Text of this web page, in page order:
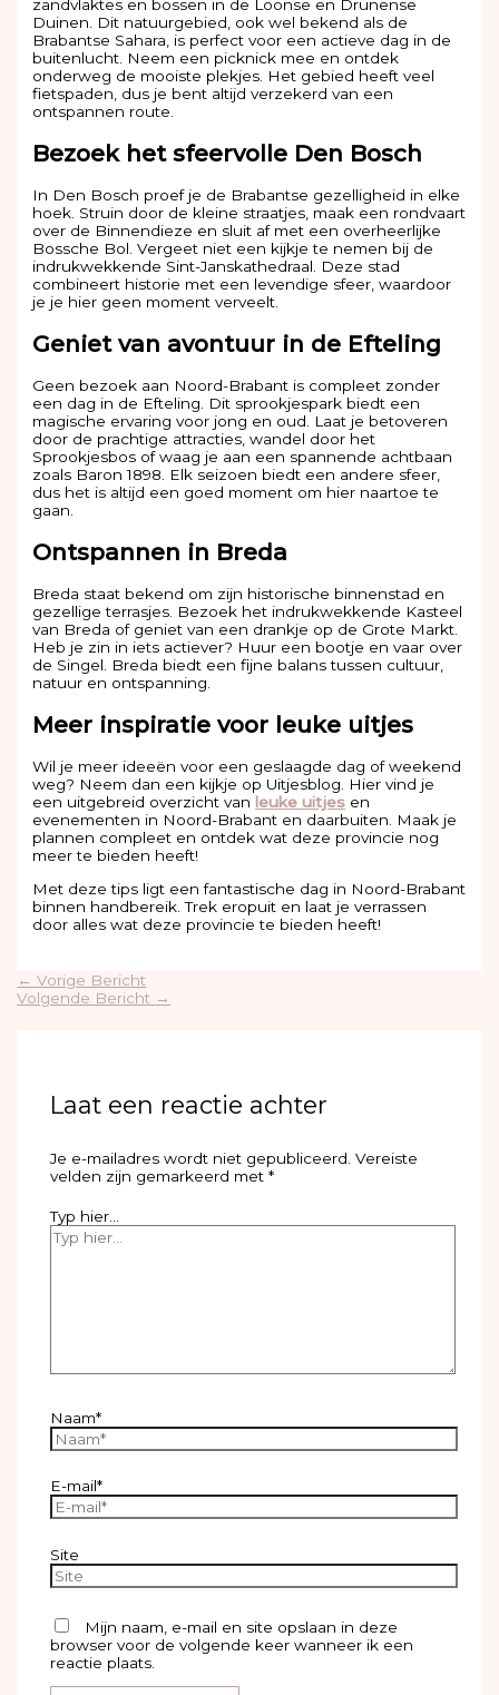
zandvlaktes en bossen in de Loonse en Drunense
Duinen. Dit natuurgebied, ook wel bekend als de
Brabantse Sahara, is perfect voor een actieve dag in de
buitenlucht. Neem een picknick mee en ontdek
onderweg de mooiste plekjes. Het gebied heeft veel
fietspaden, dus je bent altijd verzekerd van een
ontspannen route.
Bezoek het sfeervolle Den Bosch
In Den Bosch proef je de Brabantse gezelligheid in elke
hoek. Struin door de kleine straatjes, maak een rondvaart
over de Binnendieze en sluit af met een overheerlijke
Bossche Bol. Vergeet niet een kijkje te nemen bij de
indrukwekkende Sint-Janskathedraal. Deze stad
combineert historie met een levendige sfeer, waardoor
je je hier geen moment verveelt.
Geniet van avontuur in de Efteling
Geen bezoek aan Noord-Brabant is compleet zonder
een dag in de Efteling. Dit sprookjespark biedt een
magische ervaring voor jong en oud. Laat je betoveren
door de prachtige attracties, wandel door het
Sprookjesbos of waag je aan een spannende achtbaan
zoals Baron 1898. Elk seizoen biedt een andere sfeer,
dus het is altijd een goed moment om hier naartoe te
gaan.
Ontspannen in Breda
Breda staat bekend om zijn historische binnenstad en
gezellige terrasjes. Bezoek het indrukwekkende Kasteel
van Breda of geniet van een drankje op de Grote Markt.
Heb je zin in iets actiever? Huur een bootje en vaar over
de Singel. Breda biedt een fijne balans tussen cultuur,
natuur en ontspanning.
Meer inspiratie voor leuke uitjes
Wil je meer ideeën voor een geslaagde dag of weekend
weg? Neem dan een kijkje op Uitjesblog. Hier vind je
een uitgebreid overzicht van leuke uitjes en
evenementen in Noord-Brabant en daarbuiten. Maak je
plannen compleet en ontdek wat deze provincie nog
meer te bieden heeft!
Met deze tips ligt een fantastische dag in Noord-Brabant
binnen handbereik. Trek eropuit en laat je verrassen
door alles wat deze provincie te bieden heeft!
← Vorige Bericht
Volgende Bericht →
Laat een reactie achter
Je e-mailadres wordt niet gepubliceerd. Vereiste
velden zijn gemarkeerd met *
Typ hier...
Naam*
E-mail*
Site
Mijn naam, e-mail en site opslaan in deze
browser voor de volgende keer wanneer ik een
reactie plaats.